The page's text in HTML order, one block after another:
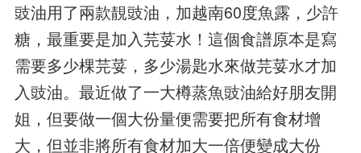
豉油用了兩款靚豉油，加越南60度魚露，少許
糖，最重要是加入芫荽水！這個食譜原本是寫
需要多少棵芫荽，多少湯匙水來做芫荽水才加
入豉油。最近做了一大樽蒸魚豉油給好朋友開
姐，但要做一個大份量便需要把所有食材增
大，但並非將所有食材加大一倍便變成大份